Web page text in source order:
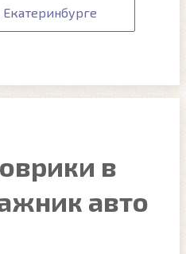
в
авто